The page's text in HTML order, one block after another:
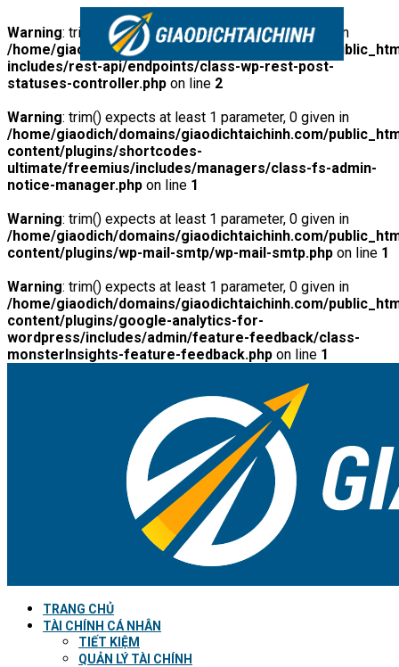
Warning: trim() expects at least 1 parameter, 0 given in
/home/giaodich/domains/giaodichtaichinh.com/
includes/rest-api/endpoints/class-wp-rest-post-
statuses-controller.php on line 2
Warning: trim() expects at least 1 parameter, 0 given in
/home/giaodich/domains/giaodichtaichinh.com/
content/plugins/shortcodes-
ultimate/freemius/includes/managers/class-fs-admin-
notice-manager.php on line 1
Warning: trim() expects at least 1 parameter, 0 given in
/home/giaodich/domains/giaodichtaichinh.com/
content/plugins/wp-mail-smtp/wp-mail-smtp.php on line 1
Warning: trim() expects at least 1 parameter, 0 given in
/home/giaodich/domains/giaodichtaichinh.com/
content/plugins/google-analytics-for-
wordpress/includes/admin/feature-feedback/class-
monsterInsights-feature-feedback.php on line 1
TRANG CHỦ
TÀI CHÍNH CÁ NHÂN
TIẾT KIỆM
QUẢN LÝ TÀI CHÍNH